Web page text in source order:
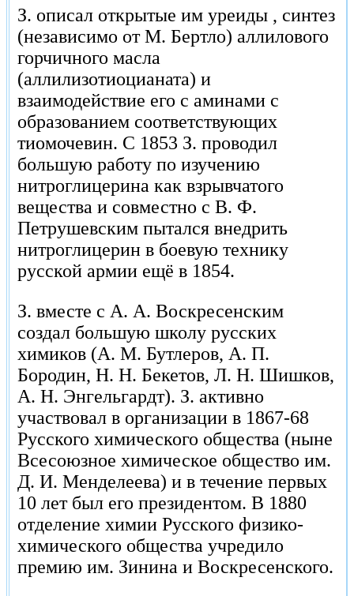
З. описал открытые им уреиды , синтез
(независимо от М. Бертло) аллилового
горчичного масла
(аллилизотиоцианата) и
взаимодействие его с аминами с
образованием соответствующих
тиомочевин. С 1853 З. проводил
большую работу по изучению
нитроглицерина как взрывчатого
вещества и совместно с В. Ф.
Петрушевским пытался внедрить
нитроглицерин в боевую технику
русской армии ещё в 1854.
З. вместе с А. А. Воскресенским
создал большую школу русских
химиков (А. М. Бутлеров, А. П.
Бородин, Н. Н. Бекетов, Л. Н. Шишков,
А. Н. Энгельгардт). З. активно
участвовал в организации в 1867-68
Русского химического общества (ныне
Всесоюзное химическое общество им.
Д. И. Менделеева) и в течение первых
10 лет был его президентом. В 1880
отделение химии Русского физико-
химического общества учредило
премию им. Зинина и Воскресенского.